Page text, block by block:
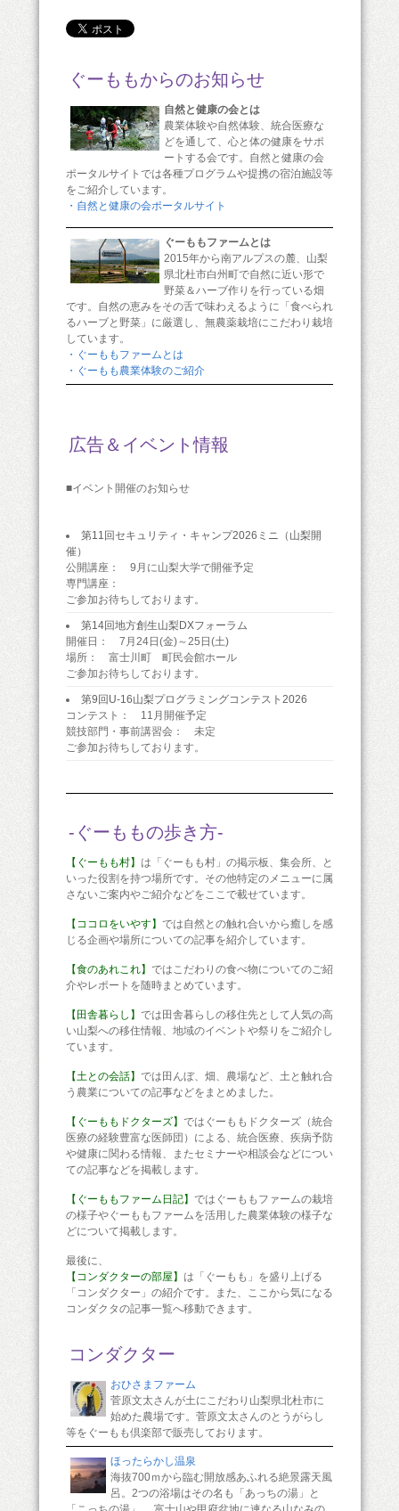
ぐーももからのお知らせ
自然と健康の会とは
農業体験や自然体験、統合医療な
どを通して、心と体の健康をサポ
ートする会です。自然と健康の会
ポータルサイトでは各種プログラムや提携の宿泊施設等
をご紹介しています。
・自然と健康の会ポータルサイト
ぐーももファームとは
2015年から南アルプスの麓、山梨
県北杜市白州町で自然に近い形で
野菜＆ハーブ作りを行っている畑
です。自然の恵みをその舌で味わえるように「食べられ
るハーブと野菜」に厳選し、無農薬栽培にこだわり栽培
しています。
・ぐーももファームとは
・ぐーもも農業体験のご紹介
広告＆イベント情報
■イベント開催のお知らせ
第11回セキュリティ・キャンプ2026ミニ（山梨開
催）
公開講座： 9月に山梨大学で開催予定
専門講座：
ご参加お待ちしております。
第14回地方創生山梨DXフォーラム
開催日： 7月24日(金)～25日(土)
場所： 富士川町 町民会館ホール
ご参加お待ちしております。
第9回U-16山梨プログラミングコンテスト2026
コンテスト： 11月開催予定
競技部門・事前講習会： 未定
ご参加お待ちしております。
-ぐーももの歩き方-
【ぐーもも村】 は「ぐーもも村」の掲示板、集会所、と
いった役割を持つ場所です。その他特定のメニューに属
さないご案内やご紹介などをここで載せています。
【ココロをいやす】 では自然との触れ合いから癒しを感
じる企画や場所についての記事を紹介しています。
【食のあれこれ】 ではこだわりの食べ物についてのご紹
介やレポートを随時まとめています。
【田舎暮らし】 では田舎暮らしの移住先として人気の高
い山梨への移住情報、地域のイベントや祭りをご紹介し
ています。
【土との会話】 では田んぼ、畑、農場など、土と触れ合
う農業についての記事などをまとめました。
【ぐーももドクターズ】 ではぐーももドクターズ（統合
医療の経験豊富な医師団）による、統合医療、疾病予防
や健康に関わる情報、またセミナーや相談会などについ
ての記事などを掲載します。
【ぐーももファーム日記】 ではぐーももファームの栽培
の様子やぐーももファームを活用した農業体験の様子な
どについて掲載します。
最後に、
【コンダクターの部屋】 は「ぐーもも」を盛り上げる
「コンダクター」の紹介です。また、ここから気になる
コンダクタの記事一覧へ移動できます。
コンダクター
おひさまファーム
菅原文太さんが土にこだわり山梨県北杜市に
始めた農場です。菅原文太さんのとうがらし
等をぐーもも倶楽部で販売しております。
ほったらかし温泉
海抜700ｍから臨む開放感あふれる絶景露天風
呂。2つの浴場はその名も「あっちの湯」と